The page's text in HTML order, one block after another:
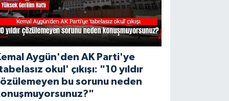
Aygün'den AK Parti'ye
okul' çıkışı: "10 yıldır
bu sorunu neden